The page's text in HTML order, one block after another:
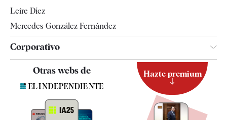
Leire Díez
Mercedes González Fernández
Corporativo
Contacto
Otras webs de Hazte premium